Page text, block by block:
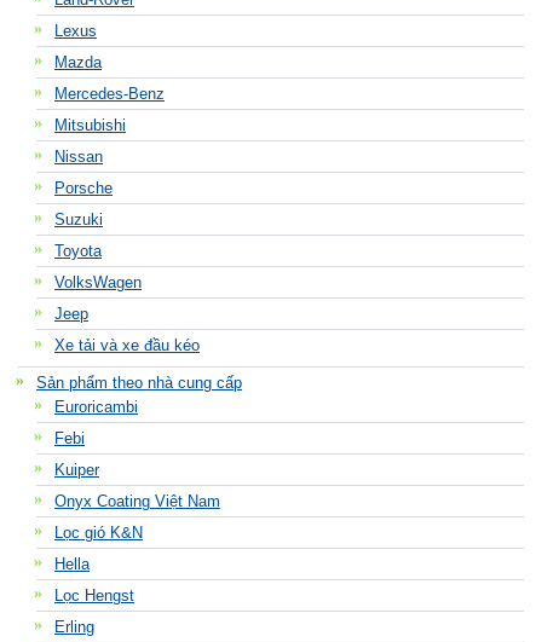
Lexus
Mazda
Mercedes-Benz
Mitsubishi
Nissan
Porsche
Suzuki
Toyota
VolksWagen
Jeep
Xe tải và xe đầu kéo
Sản phẩm theo nhà cung cấp
Euroricambi
Febi
Kuiper
Onyx Coating Việt Nam
Lọc gió K&N
Hella
Lọc Hengst
Erling